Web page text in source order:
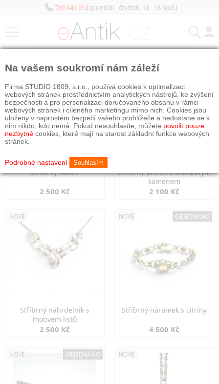
736 646 913(pondělí - čtvrtek, 13 - 18 hod.)
Stříbrný flakon
2 500 Kč
Stříbrný prsten s oranžovým
kamenem
2 100 Kč
NOVÉ
Stříbrný náhrdelník s
motivem listů
2 500 Kč
NOVÉ OBJEDNÁNO
Stříbrný náramek s citríny
4 500 Kč
NOVÉ OBJEDNÁNO NOVÉ
Na vašem soukromí nám záleží
Firma STUDIO 1809, s.r.o., používá cookies k optimalizaci
webových stránek prostřednictvím analytických nástrojů, ke zvýšení
bezpečnosti a pro personalizaci doručovaného obsahu v rámci
webových stránek i cíleného marketingu mimo nich. Cookies jsou
uloženy v naprostém bezpečí vašeho prohlížeče a nedostane se k
nim nikdo, kdo nemá. Pokud nesouhlasíte, můžete povolit pouze
nezbytné cookies, které mají na starost základní funkce webových
stránek.
Podrobné nastavení Souhlasím